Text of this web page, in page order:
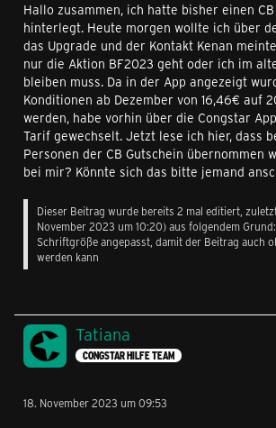
Hallo zusammen, ich hatte bisher einen
hinterlegt. Heute morgen wollte ich über
das Upgrade und der Kontakt Kenan
nur die Aktion BF2023 geht oder ich im
bleiben muss. Da in der App angezeigt
Konditionen ab Dezember von 16,46€ auf
werden, habe vorhin über die Congstar
Tarif gewechselt. Jetzt lese ich hier, dass
Personen der CB Gutschein übernommen
bei mir? Könnte sich das bitte jemand
Dieser Beitrag wurde bereits 2 mal editiert,
November 2023 um 10:20) aus folgendem Grund:
Schriftgröße angepasst, damit der Beitrag auch
werden kann
Tatiana
CONGSTAR HILFE TEAM
18. November 2023 um 09:53